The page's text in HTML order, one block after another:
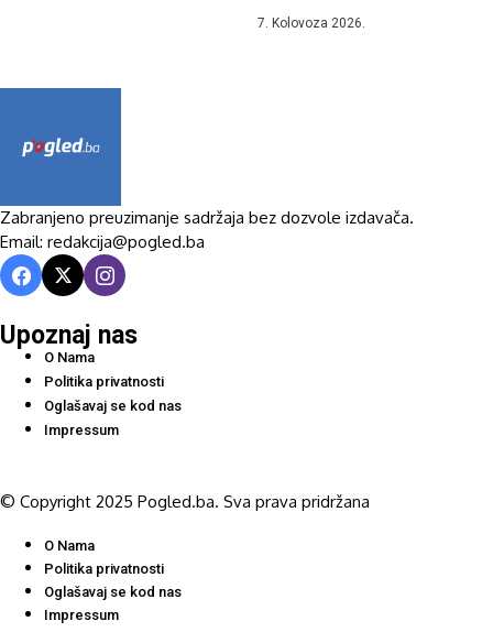
7. Kolovoza 2026.
Zabranjeno preuzimanje sadržaja bez dozvole izdavača.
Email: redakcija@pogled.ba
Upoznaj nas
O Nama
Politika privatnosti
Oglašavaj se kod nas
Impressum
© Copyright 2025 Pogled.ba. Sva prava pridržana
O Nama
Politika privatnosti
Oglašavaj se kod nas
Impressum